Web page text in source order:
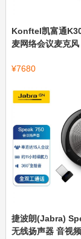
Konftel凯富通
麦网络会议麦克
¥7680
捷波朗(Jabra)
无线扬声器 音视